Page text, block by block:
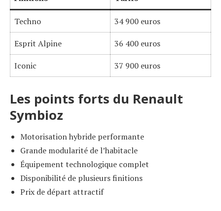
Techno 34 900 euros
Esprit Alpine 36 400 euros
Iconic 37 900 euros
Les points forts du Renault
Symbioz
Motorisation hybride performante
Grande modularité de l’habitacle
Équipement technologique complet
Disponibilité de plusieurs finitions
Prix de départ attractif